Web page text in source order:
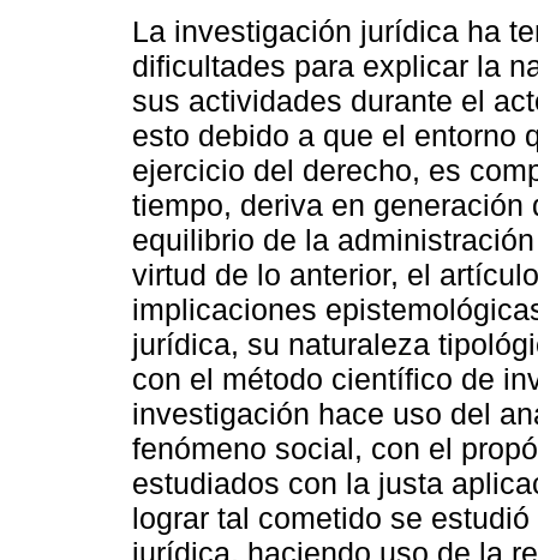
La investigación jurídica ha
dificultades para explicar la
sus actividades durante el
esto debido a que el entorno
ejercicio del derecho, es
tiempo, deriva en
equilibrio de la
virtud de lo anterior, el
implicaciones
jurídica, su naturaleza
con el método científico de
investigación hace uso del
fenómeno social, con el
estudiados con la justa
lograr tal cometido se
jurídica, haciendo uso de la